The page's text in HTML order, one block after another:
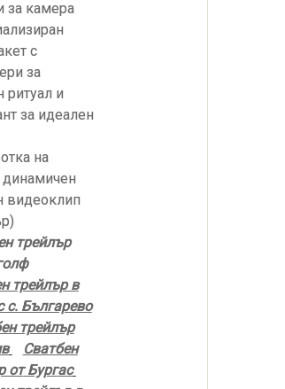
за камера
с
за
ритуал и
за идеален
на
динамичен
видеоклип
трейлър
трейлър в
с. Българево
трейлър
Сватбен
отБургас